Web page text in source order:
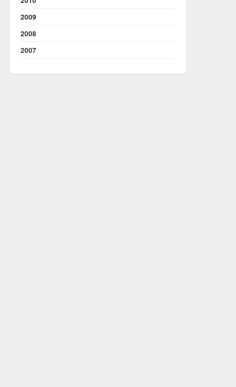
2009
2008
2007